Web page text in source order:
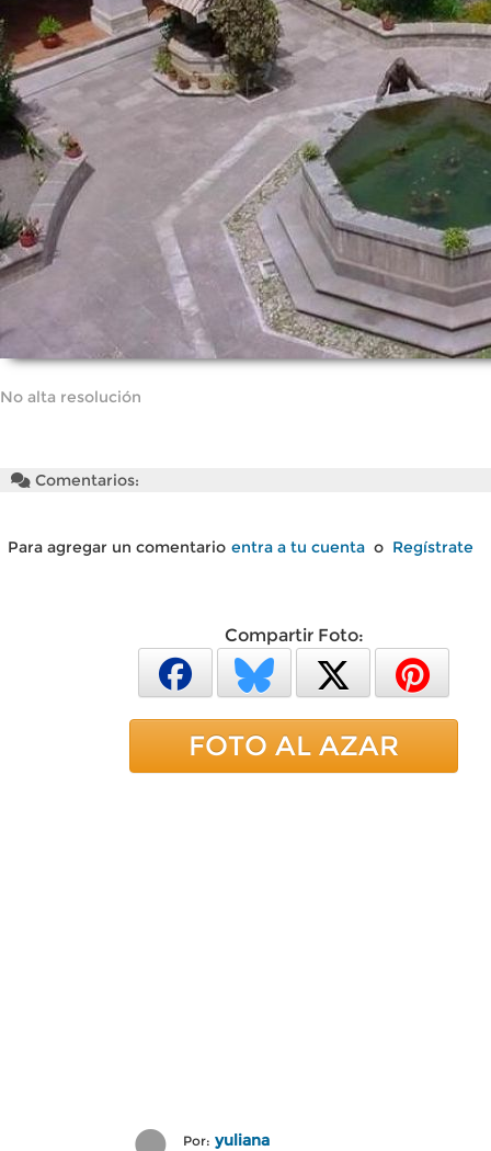
No alta resolución
Comentarios:
Para agregar un comentario entra a tu cuenta o Regístrate
Compartir Foto:
FOTO AL AZAR
Por: yuliana